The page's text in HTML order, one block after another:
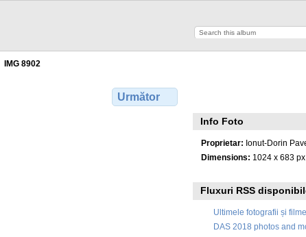
IMG 8902
Următor
Info Foto
Proprietar: Ionut-Dorin
Dimensions: 1024 x 683 px
Fluxuri RSS
Ultimele fotografii și filme
DAS 2018 photos and